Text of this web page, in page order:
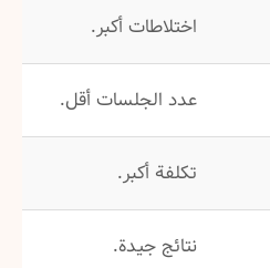
اختلاطات أكبر.
عدد الجلسات أقل.
تكلفة أكبر.
نتائج جيدة.